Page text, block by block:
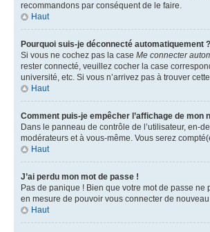
recommandons par conséquent de le faire.
Haut
Pourquoi suis-je déconnecté automatiquement ?
Si vous ne cochez pas la case Me connecter
rester connecté, veuillez cocher la case
université, etc. Si vous n’arrivez pas à trouver
Haut
Comment puis-je empêcher l’affichage de
Dans le panneau de contrôle de l’utilisateur, en-
modérateurs et à vous-même. Vous serez
Haut
J’ai perdu mon mot de passe !
Pas de panique ! Bien que votre mot de passe
en mesure de pouvoir vous connecter de
Haut